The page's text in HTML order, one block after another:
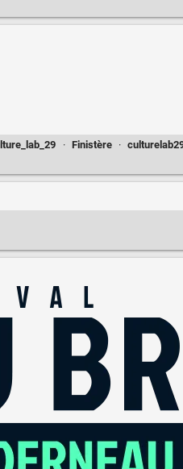
· Finistère ·